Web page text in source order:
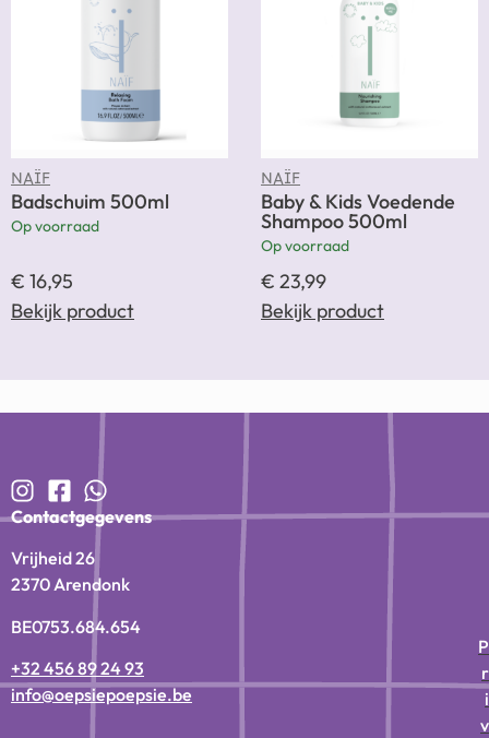
NAÏF
Badschuim 500ml
Op voorraad
€ 16,95
Bekijk product
NAÏF
Baby & Kids Voedende
Shampoo 500ml
Op voorraad
€ 23,99
Bekijk product
Contactgegevens
Vrijheid 26
2370 Arendonk
BE0753.684.654
+32 456 89 24 93
info@oepsiepoepsie.be
P
r
i
v